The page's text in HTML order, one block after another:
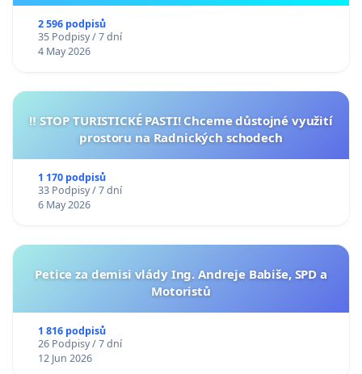
2 596 podpisů
35 Podpisy / 7 dní
4 May 2026
‼️ STOP TURISTICKÉ PASTI! Chceme důstojné využití
prostoru na Radnických schodech
1 170 podpisů
33 Podpisy / 7 dní
6 May 2026
Petice za demisi vlády Ing. Andreje Babiše, SPD a
Motoristů
1 816 podpisů
26 Podpisy / 7 dní
12 Jun 2026